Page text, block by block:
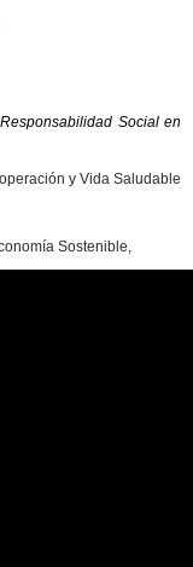
Social en
y Vida Saludable
Sostenible,